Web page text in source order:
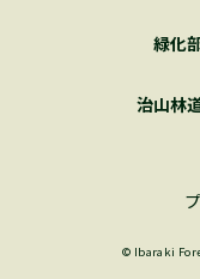
緑化
治山林
© Ibaraki